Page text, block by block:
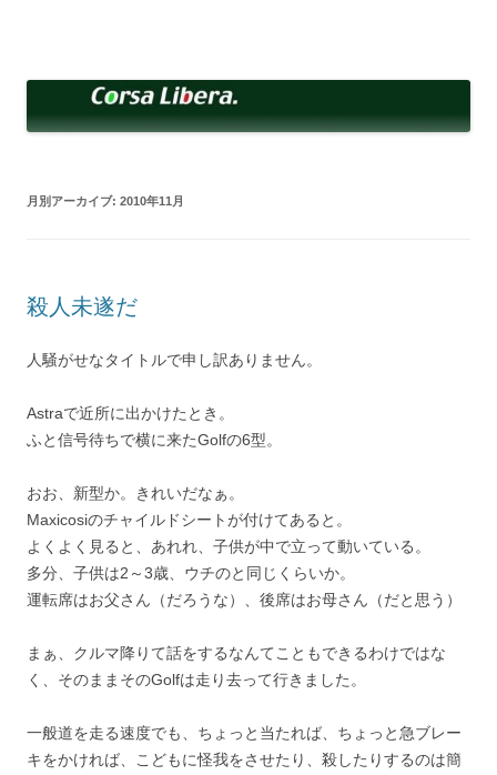
へ
ッ
月別アーカイブ: 2010年11月
殺人未遂だ
人騒がせなタイトルで申し訳ありません。
Astraで近所に出かけたとき。
ふと信号待ちで横に来たGolfの6型。
おお、新型か。きれいだなぁ。
Maxicosiのチャイルドシートが付けてあると。
よくよく見ると、あれれ、子供が中で立って動いている。
多分、子供は2～3歳、ウチのと同じくらいか。
運転席はお父さん（だろうな）、後席はお母さん（だと思う）
まぁ、クルマ降りて話をするなんてこともできるわけではな
く、そのままそのGolfは走り去って行きました。
一般道を走る速度でも、ちょっと当たれば、ちょっと急ブレー
キをかければ、こどもに怪我をさせたり、殺したりするのは簡